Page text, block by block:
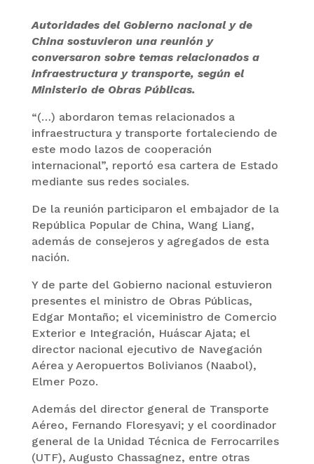
Autoridades del Gobierno nacional y de
China sostuvieron una reunión y
conversaron sobre temas relacionados a
infraestructura y transporte, según el
Ministerio de Obras Públicas.
“(…) abordaron temas relacionados a
infraestructura y transporte fortaleciendo de
este modo lazos de cooperación
internacional”, reportó esa cartera de Estado
mediante sus redes sociales.
De la reunión participaron el embajador de la
República Popular de China, Wang Liang,
además de consejeros y agregados de esta
nación.
Y de parte del Gobierno nacional estuvieron
presentes el ministro de Obras Públicas,
Edgar Montaño; el viceministro de Comercio
Exterior e Integración, Huáscar Ajata; el
director nacional ejecutivo de Navegación
Aérea y Aeropuertos Bolivianos (Naabol),
Elmer Pozo.
Además del director general de Transporte
Aéreo, Fernando Floresyavi; y el coordinador
general de la Unidad Técnica de Ferrocarriles
(UTF), Augusto Chassagnez, entre otras